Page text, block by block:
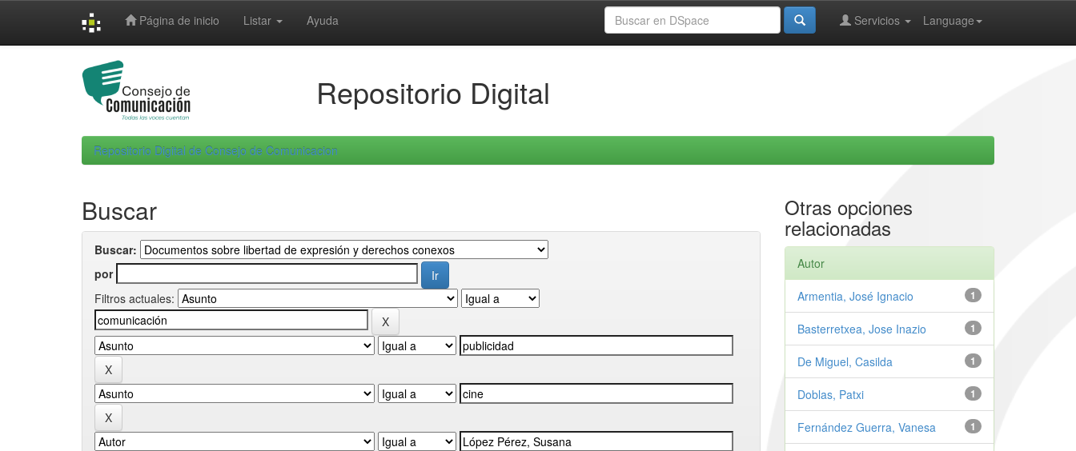
Página de inicio Listar Ayuda Language
Servicios
Repositorio Digital
Repositorio Digital de Consejo de Comunicacion
Buscar
Buscar:
por
Filtros actuales:
Otras opciones
relacionadas
Autor
1
Armentia, José Ignacio
1
Basterretxea, Jose Inazio
1
De Miguel, Casilda
1
Doblas, Patxi
1
Fernández Guerra, Vanesa